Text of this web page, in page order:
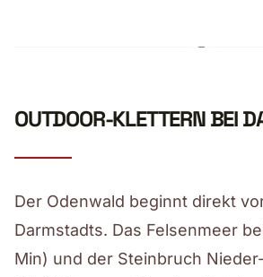
OUTDOOR-KLETTERN BEI
Der Odenwald beginnt direkt
Darmstadts. Das Felsenmeer
Min) und der Steinbruch